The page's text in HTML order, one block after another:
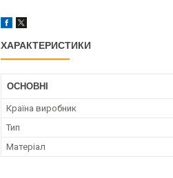
ХАРАКТЕРИСТИКИ
ОСНОВНІ
Країна виробник
Тип
Матеріал